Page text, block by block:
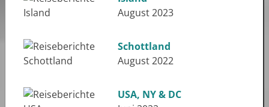
August 2023
Schottland
August 2022
USA, NY & DC